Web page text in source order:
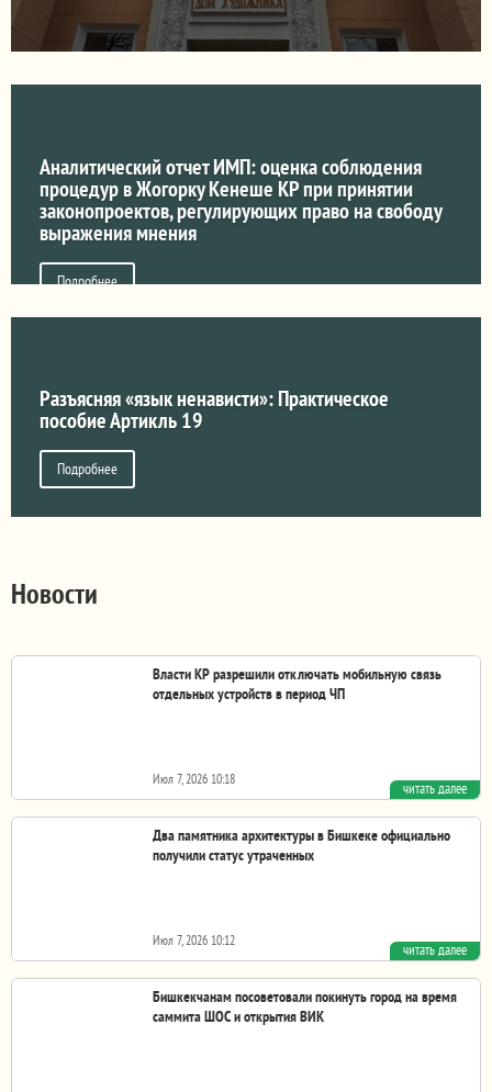
Аналитический отчет ИМП: оценка соблюдения
процедур в Жогорку Кенеше КР при принятии
законопроектов, регулирующих право на свободу
выражения мнения
Подробнее
Разъясняя «язык ненависти»: Практическое
пособие Артикль 19
Подробнее
Новости
Власти КР разрешили отключать мобильную связь
отдельных устройств в период ЧП
Июл 7, 2026 10:18
Президент Садыр Жапаров подписал закон, которым
внесены изменения в ряд законодательных актов в...
читать далее
Два памятника архитектуры в Бишкеке официально
получили статус утраченных
Июл 7, 2026 10:12
Кабмин внес изменения в Государственный список
памятников истории и культуры республиканского...
читать далее
Бишкекчанам посоветовали покинуть город на время
саммита ШОС и открытия ВИК